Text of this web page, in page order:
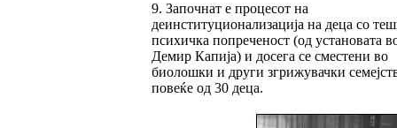
9. Започнат е процесот на
деинституционализација на деца со
психичка попреченост (од установата
Демир Капија) и досега се сместени во
биолошки и други згрижувачки
повеќе од 30 деца.